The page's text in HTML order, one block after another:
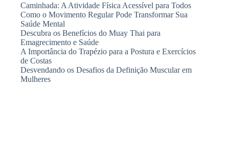
Caminhada: A Atividade Física Acessível para Todos
Como o Movimento Regular Pode Transformar Sua
Saúde Mental
Descubra os Benefícios do Muay Thai para
Emagrecimento e Saúde
A Importância do Trapézio para a Postura e Exercícios
de Costas
Desvendando os Desafios da Definição Muscular em
Mulheres